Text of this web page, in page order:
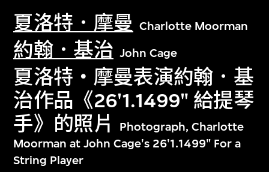
夏洛特．摩曼 Charlotte Moorman
約翰．基治 John Cage
夏洛特・摩曼表演約翰．基
治作品《26'1.1499" 給提琴
手》的照片
Photograph, Charlotte
Moorman at John Cage's 26'1.1499" For a
String Player